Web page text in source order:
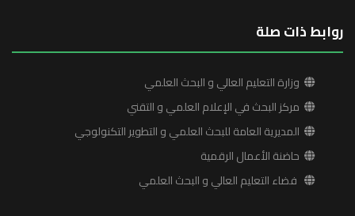
روابط ذات صلة
وزارة التعليم العالي و البحث العلمي
مركز البحث في الإعلام العلمي و التقني
المديرية العامة للبحث العلمي و التطوير التكنولوجي
حاضنة الأعمال الرقمية
فضاء التعليم العالي و البحث العلمي